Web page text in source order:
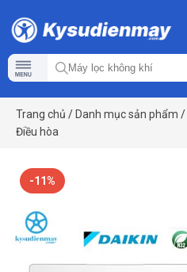
Trang chủ / Danh mục sản phẩm /
Điều hòa
-11%